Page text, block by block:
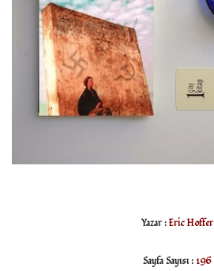
Yazar :Eric Hoffer
Sayfa Sayısı : 196